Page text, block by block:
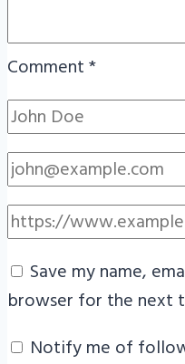
Comment*
Save my name,
browser for the next
Notify me of